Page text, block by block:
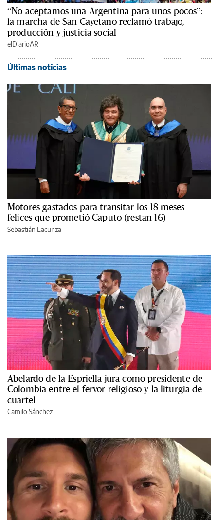
“No aceptamos una Argentina para unos pocos”:
la marcha de San Cayetano reclamó trabajo,
producción y justicia social
elDiarioAR
Últimas noticias
Motores gastados para transitar los 18 meses
felices que prometió Caputo (restan 16)
Sebastián Lacunza
Abelardo de la Espriella jura como presidente de
Colombia entre el fervor religioso y la liturgia de
cuartel
Camilo Sánchez